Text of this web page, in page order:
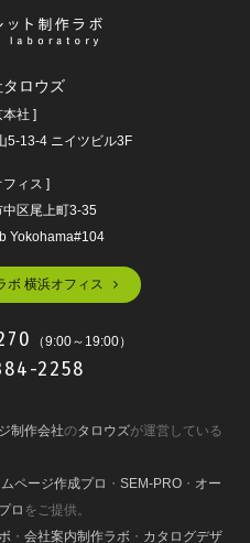
ロウズ
本社 ]
5-13-4 ニイツビル3F
フィス ]
区尾上町3-35
Yokohama#104
ボ 横浜オフィス
（9:00～19:00）
2258
制作会社のタロウズが運営している
ページ作成プロ ・ SEM-PRO ・ オー
ロ をご提供。
・ 会社案内制作ラボ ・ カタログデザ